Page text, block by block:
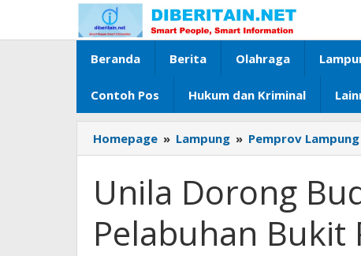
konten
Beranda Berita Olahraga
Contoh Pos Hukum dan Kriminal
Homepage » Lampung » Pemprov Lampung
Unila Dorong
Pelabuhan Bukit